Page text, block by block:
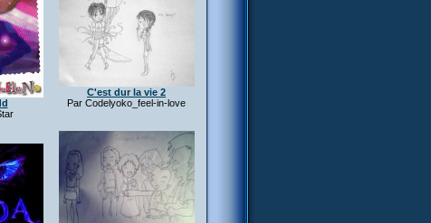
C'est dur la vie 2
Par Codelyoko_feel-in-love